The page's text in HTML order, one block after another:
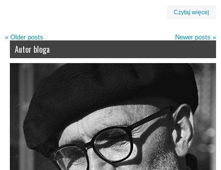
Czytaj więcej
« Older posts Newer posts »
Autor bloga